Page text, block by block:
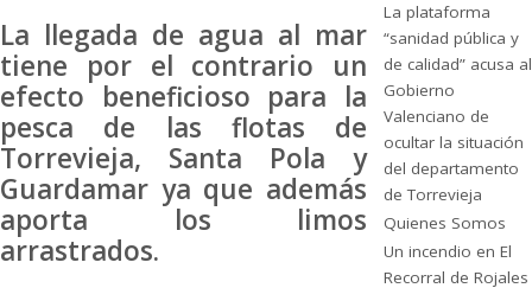
La llegada de agua al mar
tiene por el contrario un
efecto beneficioso para la
pesca de las flotas de
Torrevieja, Santa Pola y
Guardamar ya que además
aporta los limos
arrastrados.
La plataforma
“sanidad pública y
de calidad” acusa al
Gobierno
Valenciano de
ocultar la situación
del departamento
de Torrevieja
Quienes Somos
Un incendio en El
Recorral de Rojales